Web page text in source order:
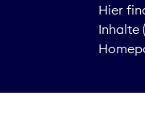
Hier
Inhalte